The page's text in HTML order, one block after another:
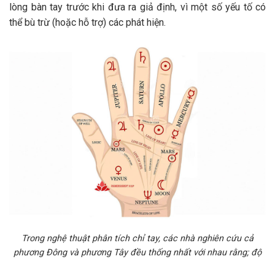
lòng bàn tay trước khi đưa ra giả định, vì một số yếu tố có
thể bù trừ (hoặc hỗ trợ) các phát hiện.
Trong nghệ thuật phân tích chỉ tay, các nhà nghiên cứu cả
phương Đông và phương Tây đều thống nhất với nhau rằng; độ